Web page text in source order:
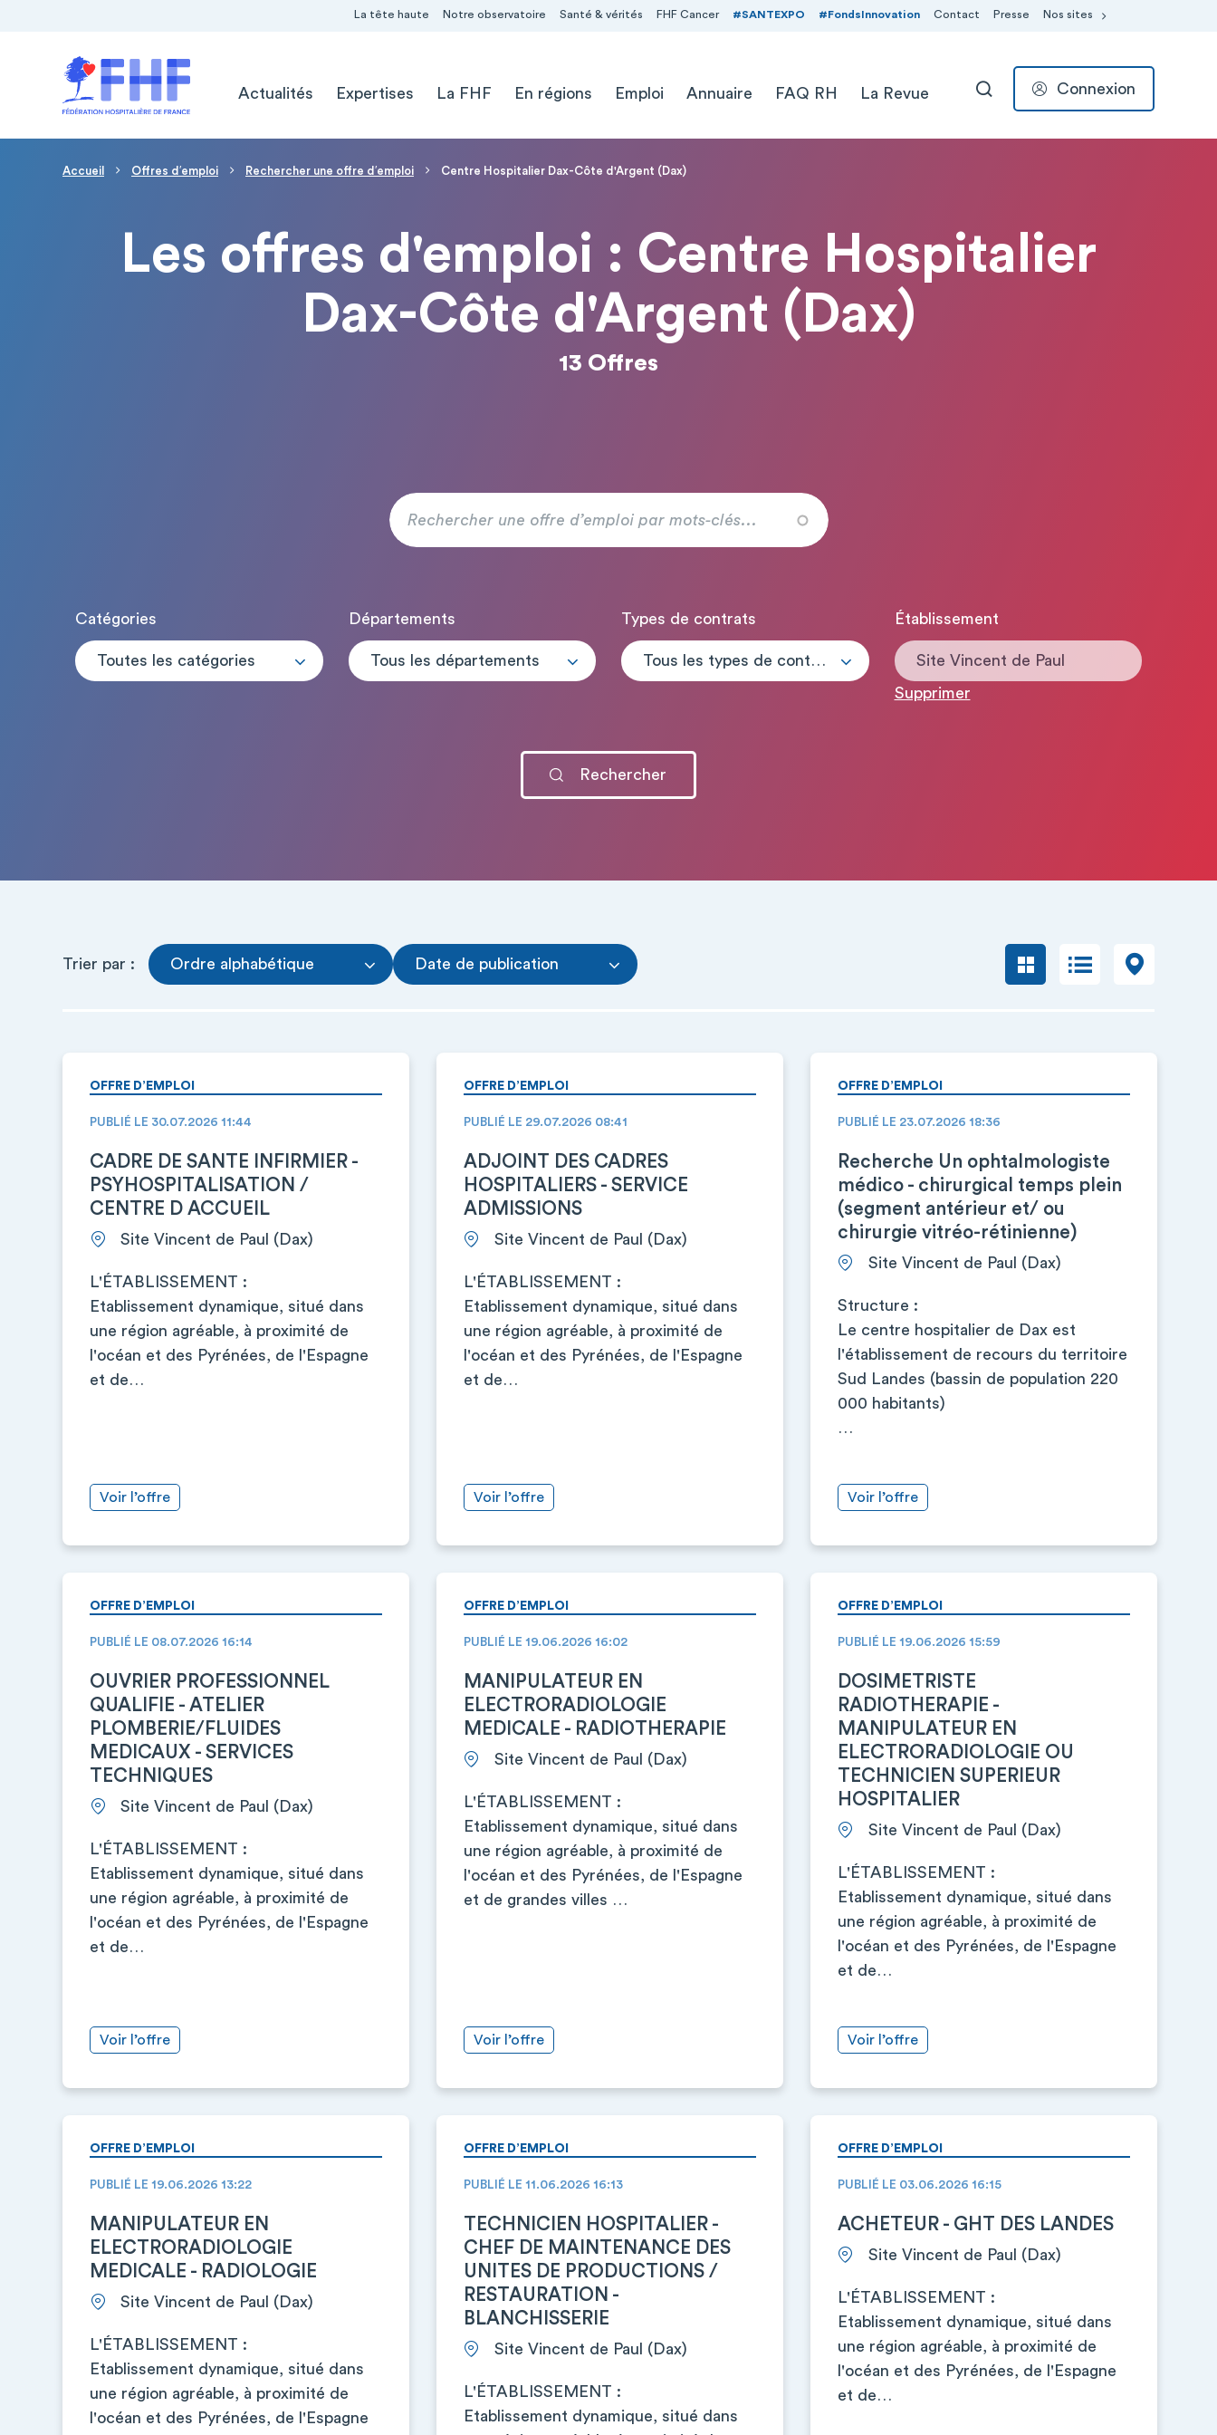
La tête haute Notre observatoire Santé & vérités FHF Cancer #SANTEXPO #FondsInnovation Contact Presse Nos sites
Actualités
Expertises La FHF En régions Emploi Annuaire FAQ RH La Revue RECHERCHER
Connexion
Fil d'Ariane
Accueil Offres d′emploi Rechercher une offre d′emploi Centre Hospitalier Dax-Côte d'Argent (Dax)
Les offres d'emploi : Centre Hospitalier
Dax-Côte d'Argent (Dax)
13 Offres
Catégories
Toutes les catégories
Départements
Tous les départements
Types de contrats
Tous les types de contrats
Établissement
Site Vincent de Paul
Supprimer
Trier par : Ordre alphabétique Date de publication
OFFRE D’EMPLOI
PUBLIÉ LE 30.07.2026 11:44
CADRE DE SANTE INFIRMIER -
PSYHOSPITALISATION /
CENTRE D ACCUEIL
Site Vincent de Paul (Dax)
L'ÉTABLISSEMENT :
Etablissement dynamique, situé dans
une région agréable, à proximité de
l'océan et des Pyrénées, de l'Espagne
et de…
Voir l’offre
OFFRE D’EMPLOI
PUBLIÉ LE 29.07.2026 08:41
ADJOINT DES CADRES
HOSPITALIERS - SERVICE
ADMISSIONS
Site Vincent de Paul (Dax)
L'ÉTABLISSEMENT :
Etablissement dynamique, situé dans
une région agréable, à proximité de
l'océan et des Pyrénées, de l'Espagne
et de…
Voir l’offre
OFFRE D’EMPLOI
PUBLIÉ LE 23.07.2026 18:36
Recherche Un ophtalmologiste
médico - chirurgical temps plein
(segment antérieur et/ ou
chirurgie vitréo-rétinienne)
Site Vincent de Paul (Dax)
Structure :
Le centre hospitalier de Dax est
l'établissement de recours du territoire
Sud Landes (bassin de population 220
000 habitants)
…
Voir l’offre
OFFRE D’EMPLOI
PUBLIÉ LE 08.07.2026 16:14
OUVRIER PROFESSIONNEL
QUALIFIE - ATELIER
PLOMBERIE/FLUIDES
MEDICAUX - SERVICES
TECHNIQUES
Site Vincent de Paul (Dax)
L'ÉTABLISSEMENT :
Etablissement dynamique, situé dans
une région agréable, à proximité de
l'océan et des Pyrénées, de l'Espagne
et de…
Voir l’offre
OFFRE D’EMPLOI
PUBLIÉ LE 19.06.2026 16:02
MANIPULATEUR EN
ELECTRORADIOLOGIE
MEDICALE - RADIOTHERAPIE
Site Vincent de Paul (Dax)
L'ÉTABLISSEMENT :
Etablissement dynamique, situé dans
une région agréable, à proximité de
l'océan et des Pyrénées, de l'Espagne
et de grandes villes …
Voir l’offre
OFFRE D’EMPLOI
PUBLIÉ LE 19.06.2026 15:59
DOSIMETRISTE
RADIOTHERAPIE -
MANIPULATEUR EN
ELECTRORADIOLOGIE OU
TECHNICIEN SUPERIEUR
HOSPITALIER
Site Vincent de Paul (Dax)
L'ÉTABLISSEMENT :
Etablissement dynamique, situé dans
une région agréable, à proximité de
l'océan et des Pyrénées, de l'Espagne
et de…
Voir l’offre
OFFRE D’EMPLOI
PUBLIÉ LE 19.06.2026 13:22
MANIPULATEUR EN
ELECTRORADIOLOGIE
MEDICALE - RADIOLOGIE
Site Vincent de Paul (Dax)
L'ÉTABLISSEMENT :
Etablissement dynamique, situé dans
une région agréable, à proximité de
l'océan et des Pyrénées, de l'Espagne
OFFRE D’EMPLOI
PUBLIÉ LE 11.06.2026 16:13
TECHNICIEN HOSPITALIER -
CHEF DE MAINTENANCE DES
UNITES DE PRODUCTIONS /
RESTAURATION -
BLANCHISSERIE
Site Vincent de Paul (Dax)
L'ÉTABLISSEMENT :
Etablissement dynamique, situé dans
OFFRE D’EMPLOI
PUBLIÉ LE 03.06.2026 16:15
ACHETEUR - GHT DES LANDES
Site Vincent de Paul (Dax)
L'ÉTABLISSEMENT :
Etablissement dynamique, situé dans
une région agréable, à proximité de
l'océan et des Pyrénées, de l'Espagne
et de…